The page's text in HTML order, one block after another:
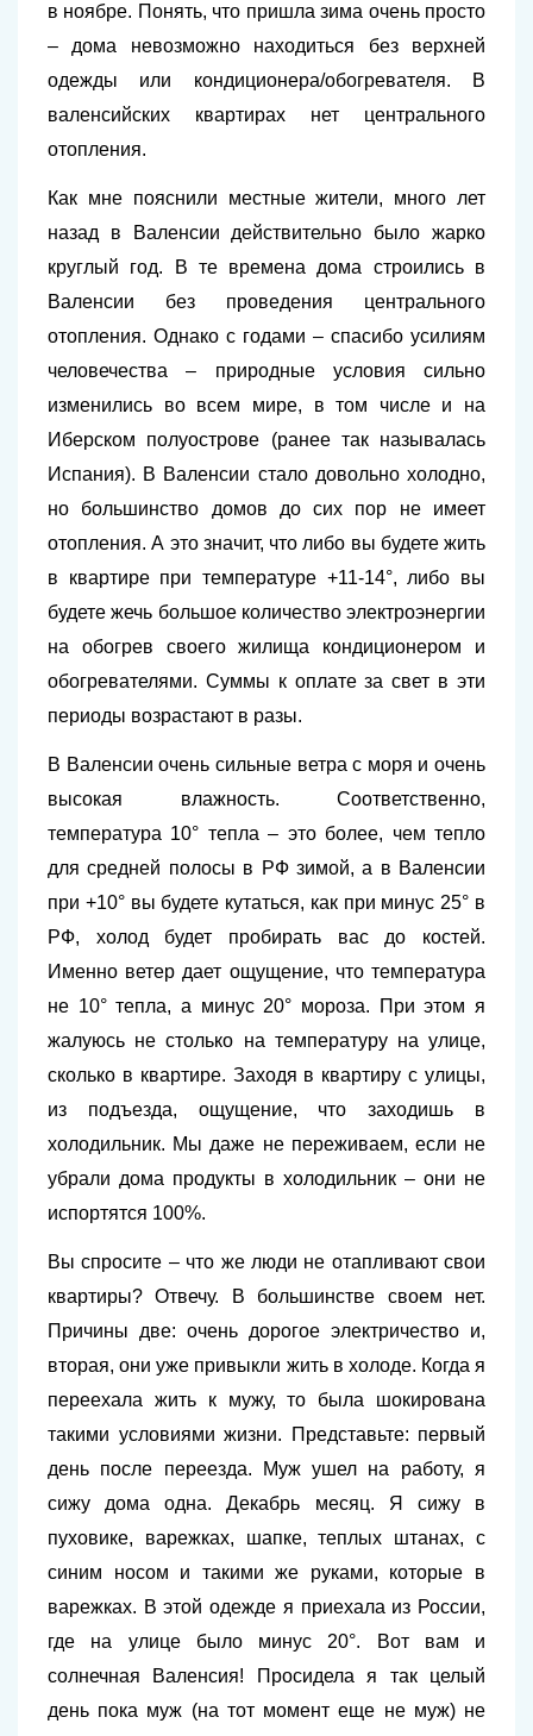
в ноябре. Понять, что пришла зима очень просто
– дома невозможно находиться без верхней
одежды или кондиционера/обогревателя. В
валенсийских квартирах нет центрального
отопления.
Как мне пояснили местные жители, много лет
назад в Валенсии действительно было жарко
круглый год. В те времена дома строились в
Валенсии без проведения центрального
отопления. Однако с годами – спасибо усилиям
человечества – природные условия сильно
изменились во всем мире, в том числе и на
Иберском полуострове (ранее так называлась
Испания). В Валенсии стало довольно холодно,
но большинство домов до сих пор не имеет
отопления. А это значит, что либо вы будете жить
в квартире при температуре +11-14°, либо вы
будете жечь большое количество электроэнергии
на обогрев своего жилища кондиционером и
обогревателями. Суммы к оплате за свет в эти
периоды возрастают в разы.
В Валенсии очень сильные ветра с моря и очень
высокая влажность. Соответственно,
температура 10° тепла – это более, чем тепло
для средней полосы в РФ зимой, а в Валенсии
при +10° вы будете кутаться, как при минус 25° в
РФ, холод будет пробирать вас до костей.
Именно ветер дает ощущение, что температура
не 10° тепла, а минус 20° мороза. При этом я
жалуюсь не столько на температуру на улице,
сколько в квартире. Заходя в квартиру с улицы,
из подъезда, ощущение, что заходишь в
холодильник. Мы даже не переживаем, если не
убрали дома продукты в холодильник – они не
испортятся 100%.
Вы спросите – что же люди не отапливают свои
квартиры? Отвечу. В большинстве своем нет.
Причины две: очень дорогое электричество и,
вторая, они уже привыкли жить в холоде. Когда я
переехала жить к мужу, то была шокирована
такими условиями жизни. Представьте: первый
день после переезда. Муж ушел на работу, я
сижу дома одна. Декабрь месяц. Я сижу в
пуховике, варежках, шапке, теплых штанах, с
синим носом и такими же руками, которые в
варежках. В этой одежде я приехала из России,
где на улице было минус 20°. Вот вам и
солнечная Валенсия! Просидела я так целый
день пока муж (на тот момент еще не муж) не